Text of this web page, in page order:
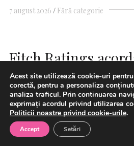
7 august 2026 Fără categorie
Fitch Ratings
Municipiului
Calificativul „BBB-
de rating
municipiului (SCP)
Acest site utilizează cookie-uri
corectă, pentru a personaliza
analiza traficul. Prin continuarea
exprimați acordul privind utilizarea
Politicii noastre privind cookie-urile.
Accept Setări